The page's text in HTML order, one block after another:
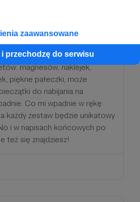
zaawansowane
przechodzę do serwisu
drobiazgi! Za tak
otrzymasz ode mnie garść
magnesów, naklejek,
piękne pałeczki, może
do nabijania na
Co mi wpadnie w rękę
każdy zestaw będzie unikatowy
i w napisach końcowych po
też się znajdziesz!